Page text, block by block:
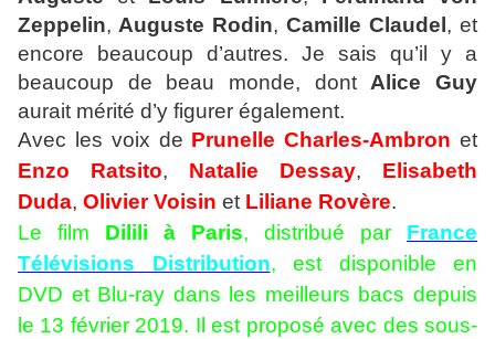
Zeppelin, Auguste Rodin, Camille Claudel , et
encore beaucoup d’autres. Je sais qu’il y a
beaucoup de beau monde, dont Alice Guy
aurait mérité d’y figurer également.
Avec les voix de Prunelle Charles-Ambron et
Enzo Ratsito, Natalie Dessay, Elisabeth
Duda, Olivier Voisin et Liliane Rovère.
Le film Dilili à Paris, distribué par France
Télévisions Distribution, est disponible en
DVD et Blu-ray dans les meilleurs bacs depuis
le 13 février 2019. Il est proposé avec des sous-